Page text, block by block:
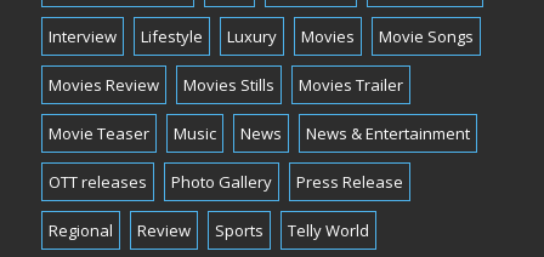
Interview Lifestyle Luxury Movies Movie Songs
Movies Review Movies Stills Movies Trailer
Movie Teaser Music News News & Entertainment
OTT releases Photo Gallery Press Release
Regional Review Sports Telly World